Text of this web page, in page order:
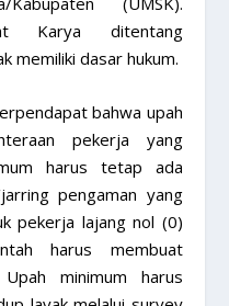
Karya ditentang
memiliki dasar hukum.
bahwa upah
pekerja yang
harus tetap ada
pengaman yang
pekerja lajang nol (0)
harus membuat
minimum harus